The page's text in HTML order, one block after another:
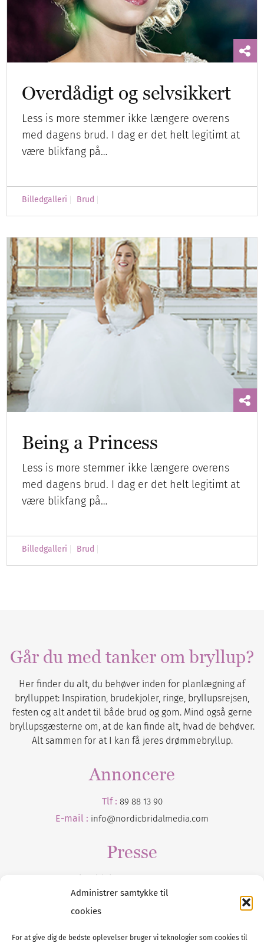
Administrer samtykke til
cookies
For at give dig de bedste oplevelser bruger vi teknologier som cookies til
Overdådigt og selvsikkert
Less is more stemmer ikke længere overens
med dagens brud. I dag er det helt legitimt at
være blikfang på…
Billedgalleri Brud
Being a Princess
Less is more stemmer ikke længere overens
med dagens brud. I dag er det helt legitimt at
være blikfang på…
Billedgalleri Brud
Går du med tanker om bryllup?
Her finder du alt, du behøver inden for planlægning af
brylluppet: Inspiration, brudekjoler, ringe, bryllupsrejsen,
festen og alt andet til både brud og gom. Mind også gerne
bryllupsgæsterne om, at de kan finde alt, hvad de behøver.
Alt sammen for at I kan få jeres drømmebryllup.
Annoncere
Tlf : 89 88 13 90
E-mail : info@nordicbridalmedia.com
Presse